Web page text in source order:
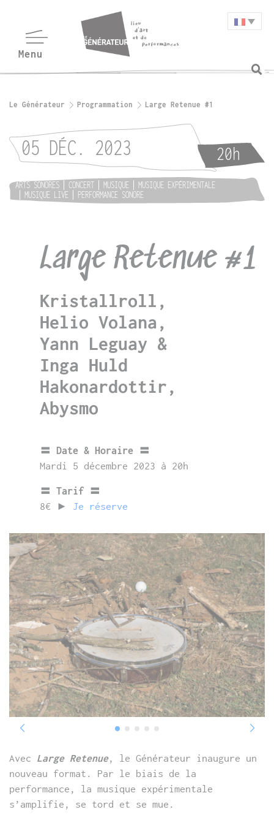
Le Générateur Programmation Large Retenue #1
05 DÉC. 2023 20h
ARTS SONORES CONCERT MUSIQUE
MUSIQUE EXPÉRIMENTALE
MUSIQUE LIVE
PERFORMANCE SONORE
Large Retenue #1
Kristallroll,
Helio Volana,
Yann Leguay &
Inga Huld
Hakonardottir,
Abysmo
〓 Date & Horaire 〓
Mardi 5 décembre 2023 à 20h
〓 Tarif 〓
8€ ► Je réserve
Avec Large Retenue, le Générateur inaugure un
nouveau format. Par le biais de la
performance, la musique expérimentale
s’amplifie, se tord et se mue.